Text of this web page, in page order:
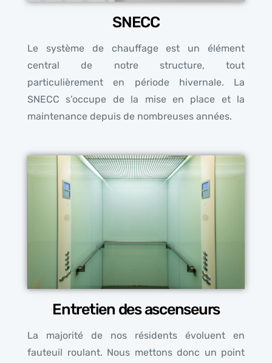
SNECC
Le système de chauffage est un élément
central de notre structure, tout
particulièrement en période hivernale. La
SNECC s’occupe de la mise en place et la
maintenance depuis de nombreuses années.
Entretien des ascenseurs
La majorité de nos résidents évoluent en
fauteuil roulant. Nous mettons donc un point